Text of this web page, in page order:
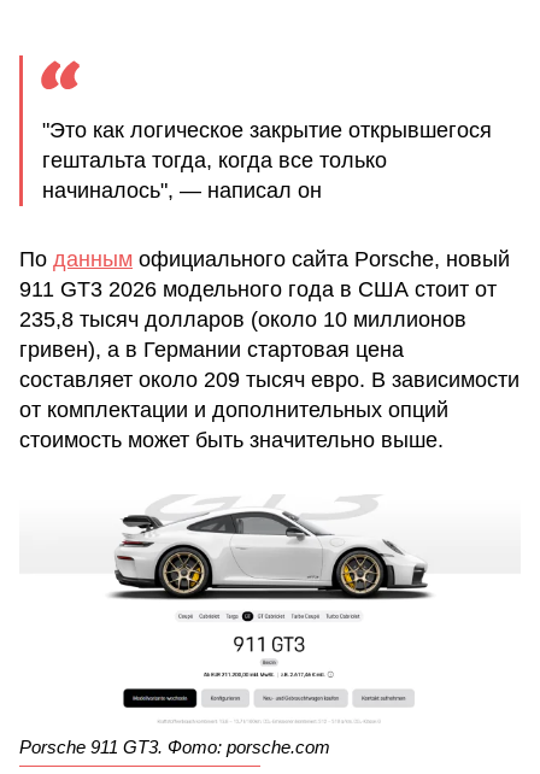
"Это как логическое закрытие открывшегося
гештальта тогда, когда все только
начиналось", — написал он
По данным официального сайта Porsche, новый
911 GT3 2026 модельного года в США стоит от
235,8 тысяч долларов (около 10 миллионов
гривен), а в Германии стартовая цена
составляет около 209 тысяч евро. В зависимости
от комплектации и дополнительных опций
стоимость может быть значительно выше.
Porsche 911 GT3. Фото: porsche.com